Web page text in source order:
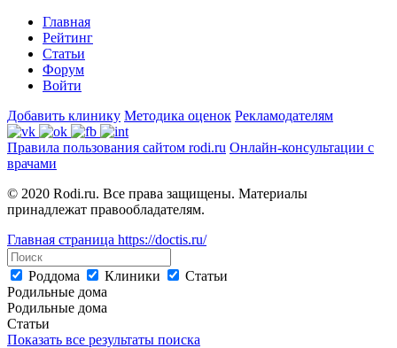
Главная
Рейтинг
Статьи
Форум
Войти
Добавить клинику Методика оценок Рекламодателям
Правила пользования сайтом rodi.ru Онлайн-консультации с
врачами
© 2020 Rodi.ru. Все права защищены. Материалы
принадлежат правообладателям.
Главная страница https://doctis.ru/
Роддома Клиники
Статьи
Родильные дома
Родильные дома
Статьи
Показать все результаты поиска